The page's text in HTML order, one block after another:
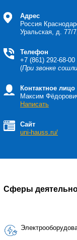
Адрес
Россия
Уральская, д. 77/
Телефон
+7 (861) 292-68-00
(При звонке
Контактное лицо
Максим
Написать
Сайт
uni-hauss.ru/
Сферы